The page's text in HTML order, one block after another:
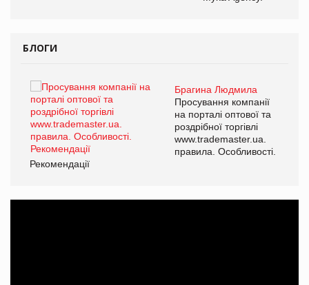
БЛОГИ
Брагина Людмила
Просування компанії
на порталі оптової та
роздрібної торгівлі
www.trademaster.ua.
правила. Особливості.
Рекомендації